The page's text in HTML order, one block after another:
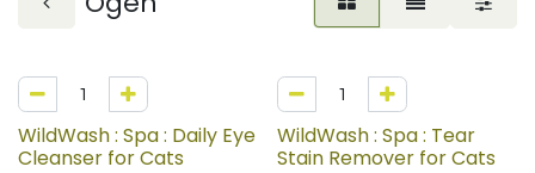
40%
WildWash : Spa : Daily Eye
Cleanser for Cats
40%
WildWash : Spa : Tear
Stain Remover for Cats